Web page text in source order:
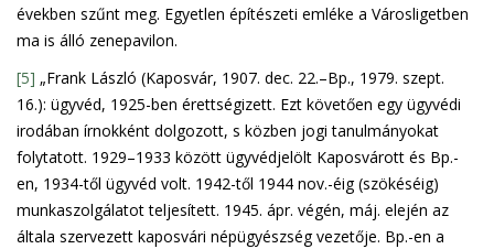
években szűnt meg. Egyetlen építészeti emléke a Városligetben
ma is álló zenepavilon.
[5] „Frank László (Kaposvár, 1907. dec. 22.–Bp., 1979. szept.
16.): ügyvéd, 1925-ben érettségizett. Ezt követően egy ügyvédi
irodában írnokként dolgozott, s közben jogi tanulmányokat
folytatott. 1929–1933 között ügyvédjelölt Kaposvárott és Bp.-
en, 1934-től ügyvéd volt. 1942-től 1944 nov.-éig (szökéséig)
munkaszolgálatot teljesített. 1945. ápr. végén, máj. elején az
általa szervezett kaposvári népügyészség vezetője. Bp.-en a